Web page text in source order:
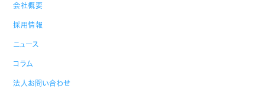
会社概要
採用情報
ニュース
コラム
法人お問い合わせ